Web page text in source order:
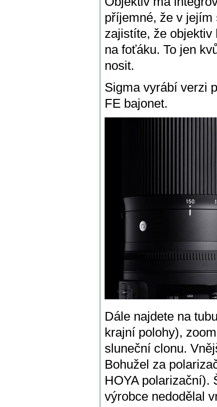
příjemné, že v jejím
zajistíte, že objektiv
na foťáku. To jen
nosit.
Sigma vyrábí verzi
FE bajonet.
Dále najdete na
krajní polohy),
sluneční clonu.
Bohužel za
HOYA polarizační).
výrobce nedodělal